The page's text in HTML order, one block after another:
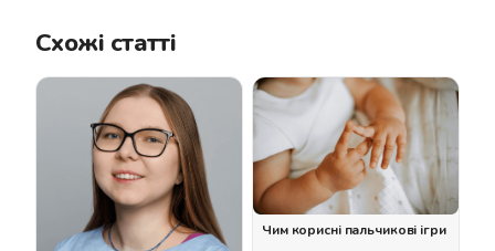
Схожі статті
Чим корисні пальчикові ігри